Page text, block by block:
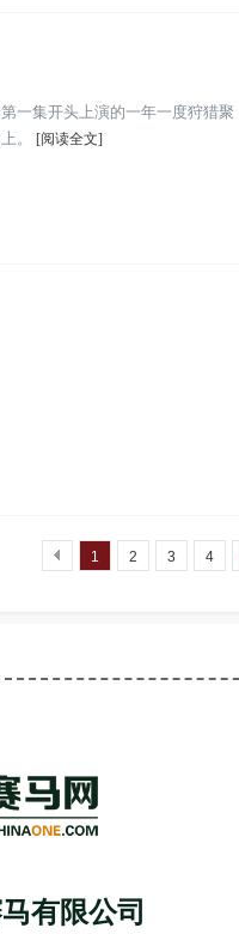
一集开头上演的一年一度狩猎聚
。
[阅读全文]
1 2 3 4
有限公司